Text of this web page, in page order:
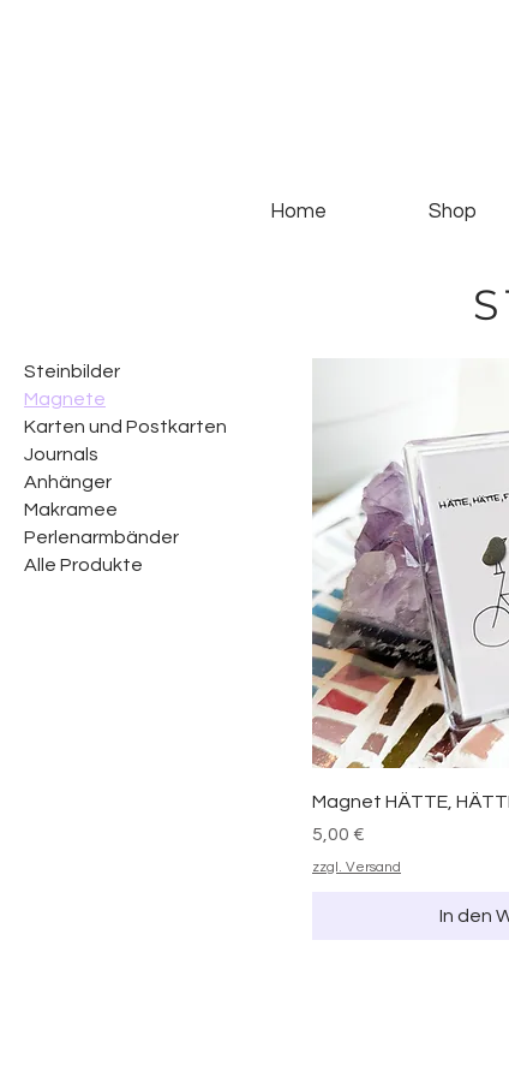
Home Shop
Steinbilder
Magnete
Karten und Postkarten
Journals
Anhänger
Makramee
Perlenarmbänder
Alle Produkte
Magnet HÄTTE,
Preis
5,00 €
zzgl. Versand
In den